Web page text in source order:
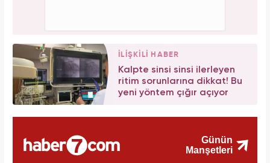
İLİŞKİLİ HABER
Kalpte sinsi sinsi ilerleyen
ritim sorunlarına dikkat! Bu
yeni yöntem çığır açıyor